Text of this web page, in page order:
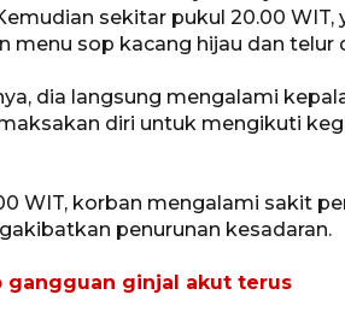
sekitar pukul 20.00 WIT,
sop kacang hijau dan telur
dia langsung mengalami
diri untuk mengikuti
WIT, korban mengalami sakit
penurunan kesadaran.
gangguan ginjal akut terus